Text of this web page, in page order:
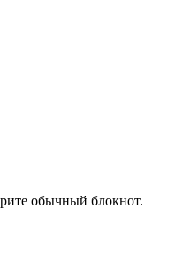
обычный блокнот.